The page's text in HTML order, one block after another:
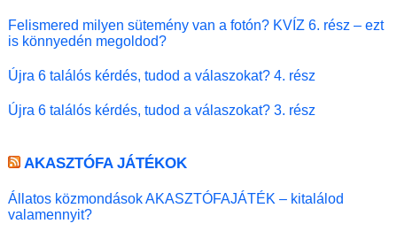
Felismered milyen sütemény van a fotón? KVÍZ 6. rész – ezt
is könnyedén megoldod?
Újra 6 találós kérdés, tudod a válaszokat? 4. rész
Újra 6 találós kérdés, tudod a válaszokat? 3. rész
AKASZTÓFA JÁTÉKOK
Állatos közmondások AKASZTÓFAJÁTÉK – kitalálod
valamennyit?